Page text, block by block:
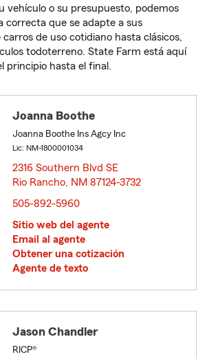
vehículo o su presupuesto, podemos
correcta que se adapte a sus
carros de uso cotidiano hasta clásicos,
todoterreno. State Farm está aquí
principio hasta el final.
Joanna Boothe
Joanna Boothe Ins Agcy Inc
Lic: NM-1800001034
2316 Southern Blvd SE
Rio Rancho, NM 87124-3732
505-892-5960
Sitio web del agente
Email al agente
Obtener una cotización
Agente de texto
Jason Chandler
RICP®